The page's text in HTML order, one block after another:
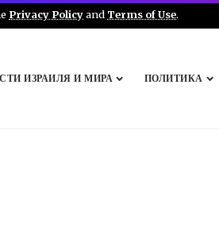
Privacy Policyand Terms of Use.
ИЗРАИЛЯ И МИРА ПОЛИТИКА